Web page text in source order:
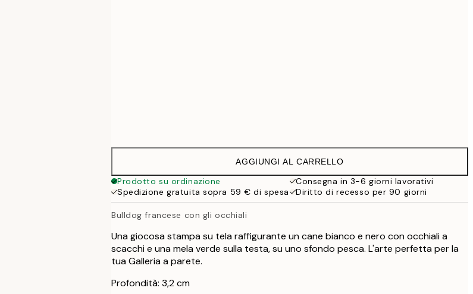
AGGIUNGI AL CARRELLO
Prodotto su ordinazione
Consegna in 3-6 giorni lavorativi
Spedizione gratuita sopra 59 € di spesa
Diritto di recesso per 90 giorni
Bulldog francese con gli occhiali
Una giocosa stampa su tela raffigurante un cane bianco e nero con occhiali a
scacchi e una mela verde sulla testa, su uno sfondo pesca. L'arte perfetta per la
tua Galleria a parete.
Profondità: 3,2 cm